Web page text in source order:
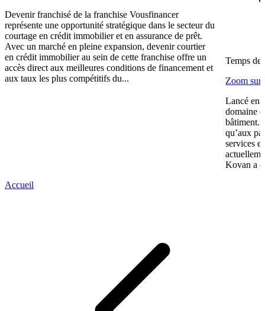
Devenir franchisé de la franchise Vousfinancer
représente une opportunité stratégique dans le secteur du
courtage en crédit immobilier et en assurance de prêt.
Avec un marché en pleine expansion, devenir courtier
en crédit immobilier au sein de cette franchise offre un
accès direct aux meilleures conditions de financement et
aux taux les plus compétitifs du...
Temps de
Zoom sur
Lancé en
domaine
bâtiment.
qu’aux
services
Kovan a
Accueil